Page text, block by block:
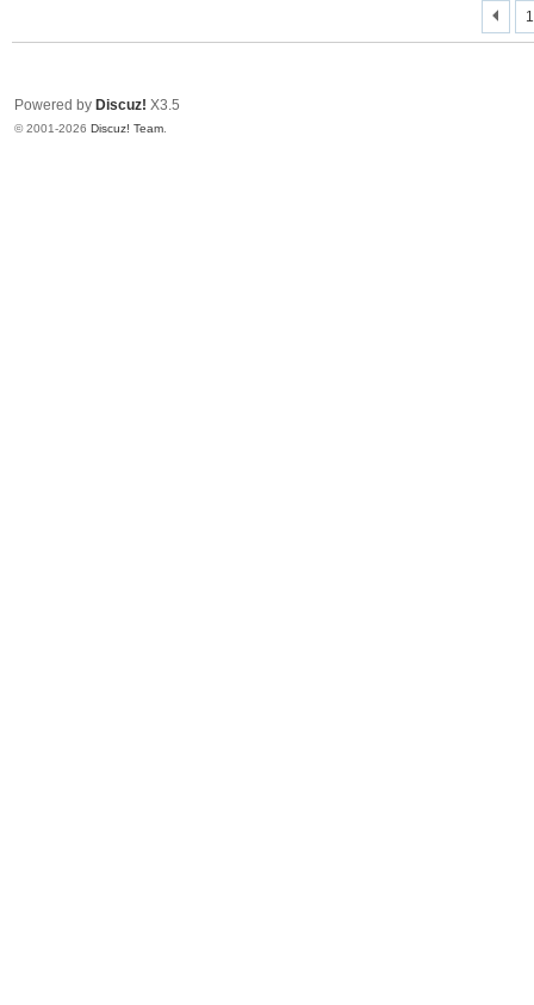
1
Powered by Discuz! X3.5
© 2001-2026 Discuz! Team